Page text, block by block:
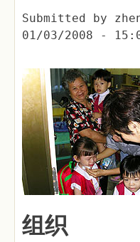
Submitted by
01/03/2008 -
组织